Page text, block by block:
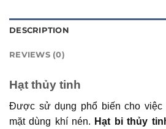
DESCRIPTION
REVIEWS (0)
Hạt thủy tinh
Được sử dụng phổ biến cho việc
mặt dùng khí nén. Hạt bi thủy